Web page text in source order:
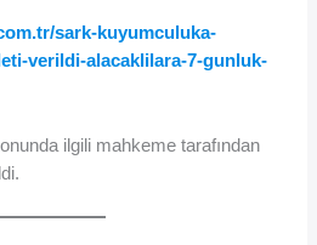
sark-kuyumculuka-
verildi-alacaklilara-7-gunluk-
ilgili mahkeme tarafından